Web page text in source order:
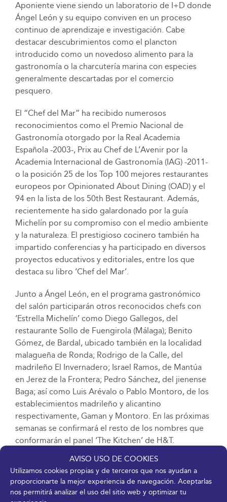
AVISO USO DE COOKIES
Utilizamos cookies propias y de terceros que nos ayudan a
proporcionarte la mejor experiencia de navegación. Aceptarlas
nos permitirá analizar el uso del sitio web y optimizar tu
Aponiente viene siendo un laboratorio de I+D donde
Ángel León y su equipo conviven en un proceso
continuo de aprendizaje e investigación. Cabe
destacar descubrimientos como el plancton
introducido como un novedoso alimento para la
gastronomía o la charcutería marina con especies
generalmente descartadas por el comercio
pesquero.
El “Chef del Mar” ha recibido numerosos
reconocimientos como el Premio Nacional de
Gastronomía otorgado por la Real Academia
Española -2003-, Prix au Chef de L’Avenir por la
Academia Internacional de Gastronomía (IAG) -2011-
o la posición 25 de los Top 100 mejores restaurantes
europeos por Opinionated About Dining (OAD) y el
94 en la lista de los 50th Best Restaurant. Además,
recientemente ha sido galardonado por la guía
Michelín por su compromiso con el medio ambiente
y la naturaleza. El prestigioso cocinero también ha
impartido conferencias y ha participado en diversos
proyectos educativos y editoriales, entre los que
destaca su libro ‘Chef del Mar’.
Junto a Ángel León, en el programa gastronómico
del salón participarán otros reconocidos chefs con
‘Estrella Michelín’ como Diego Gallegos, del
restaurante Sollo de Fuengirola (Málaga); Benito
Gómez, de Bardal, ubicado también en la localidad
malagueña de Ronda; Rodrigo de la Calle, del
madrileño El Invernadero; Israel Ramos, de Mantúa
en Jerez de la Frontera; Pedro Sánchez, del jienense
Baga; así como Luis Arévalo o Pablo Montoro, de los
establecimientos madrileño y alicantino
respectivamente, Gaman y Montoro. En las próximas
semanas se confirmará el resto de los nombres que
conformarán el panel ‘The Kitchen’ de H&T.
H&T está organizado por FYCMA (Palacio de Ferias y
Congresos de Málaga). Tiene como promotores
institucionales al Ayuntamiento de Málaga, la
Empresa Pública para la Gestión del Turismo y del